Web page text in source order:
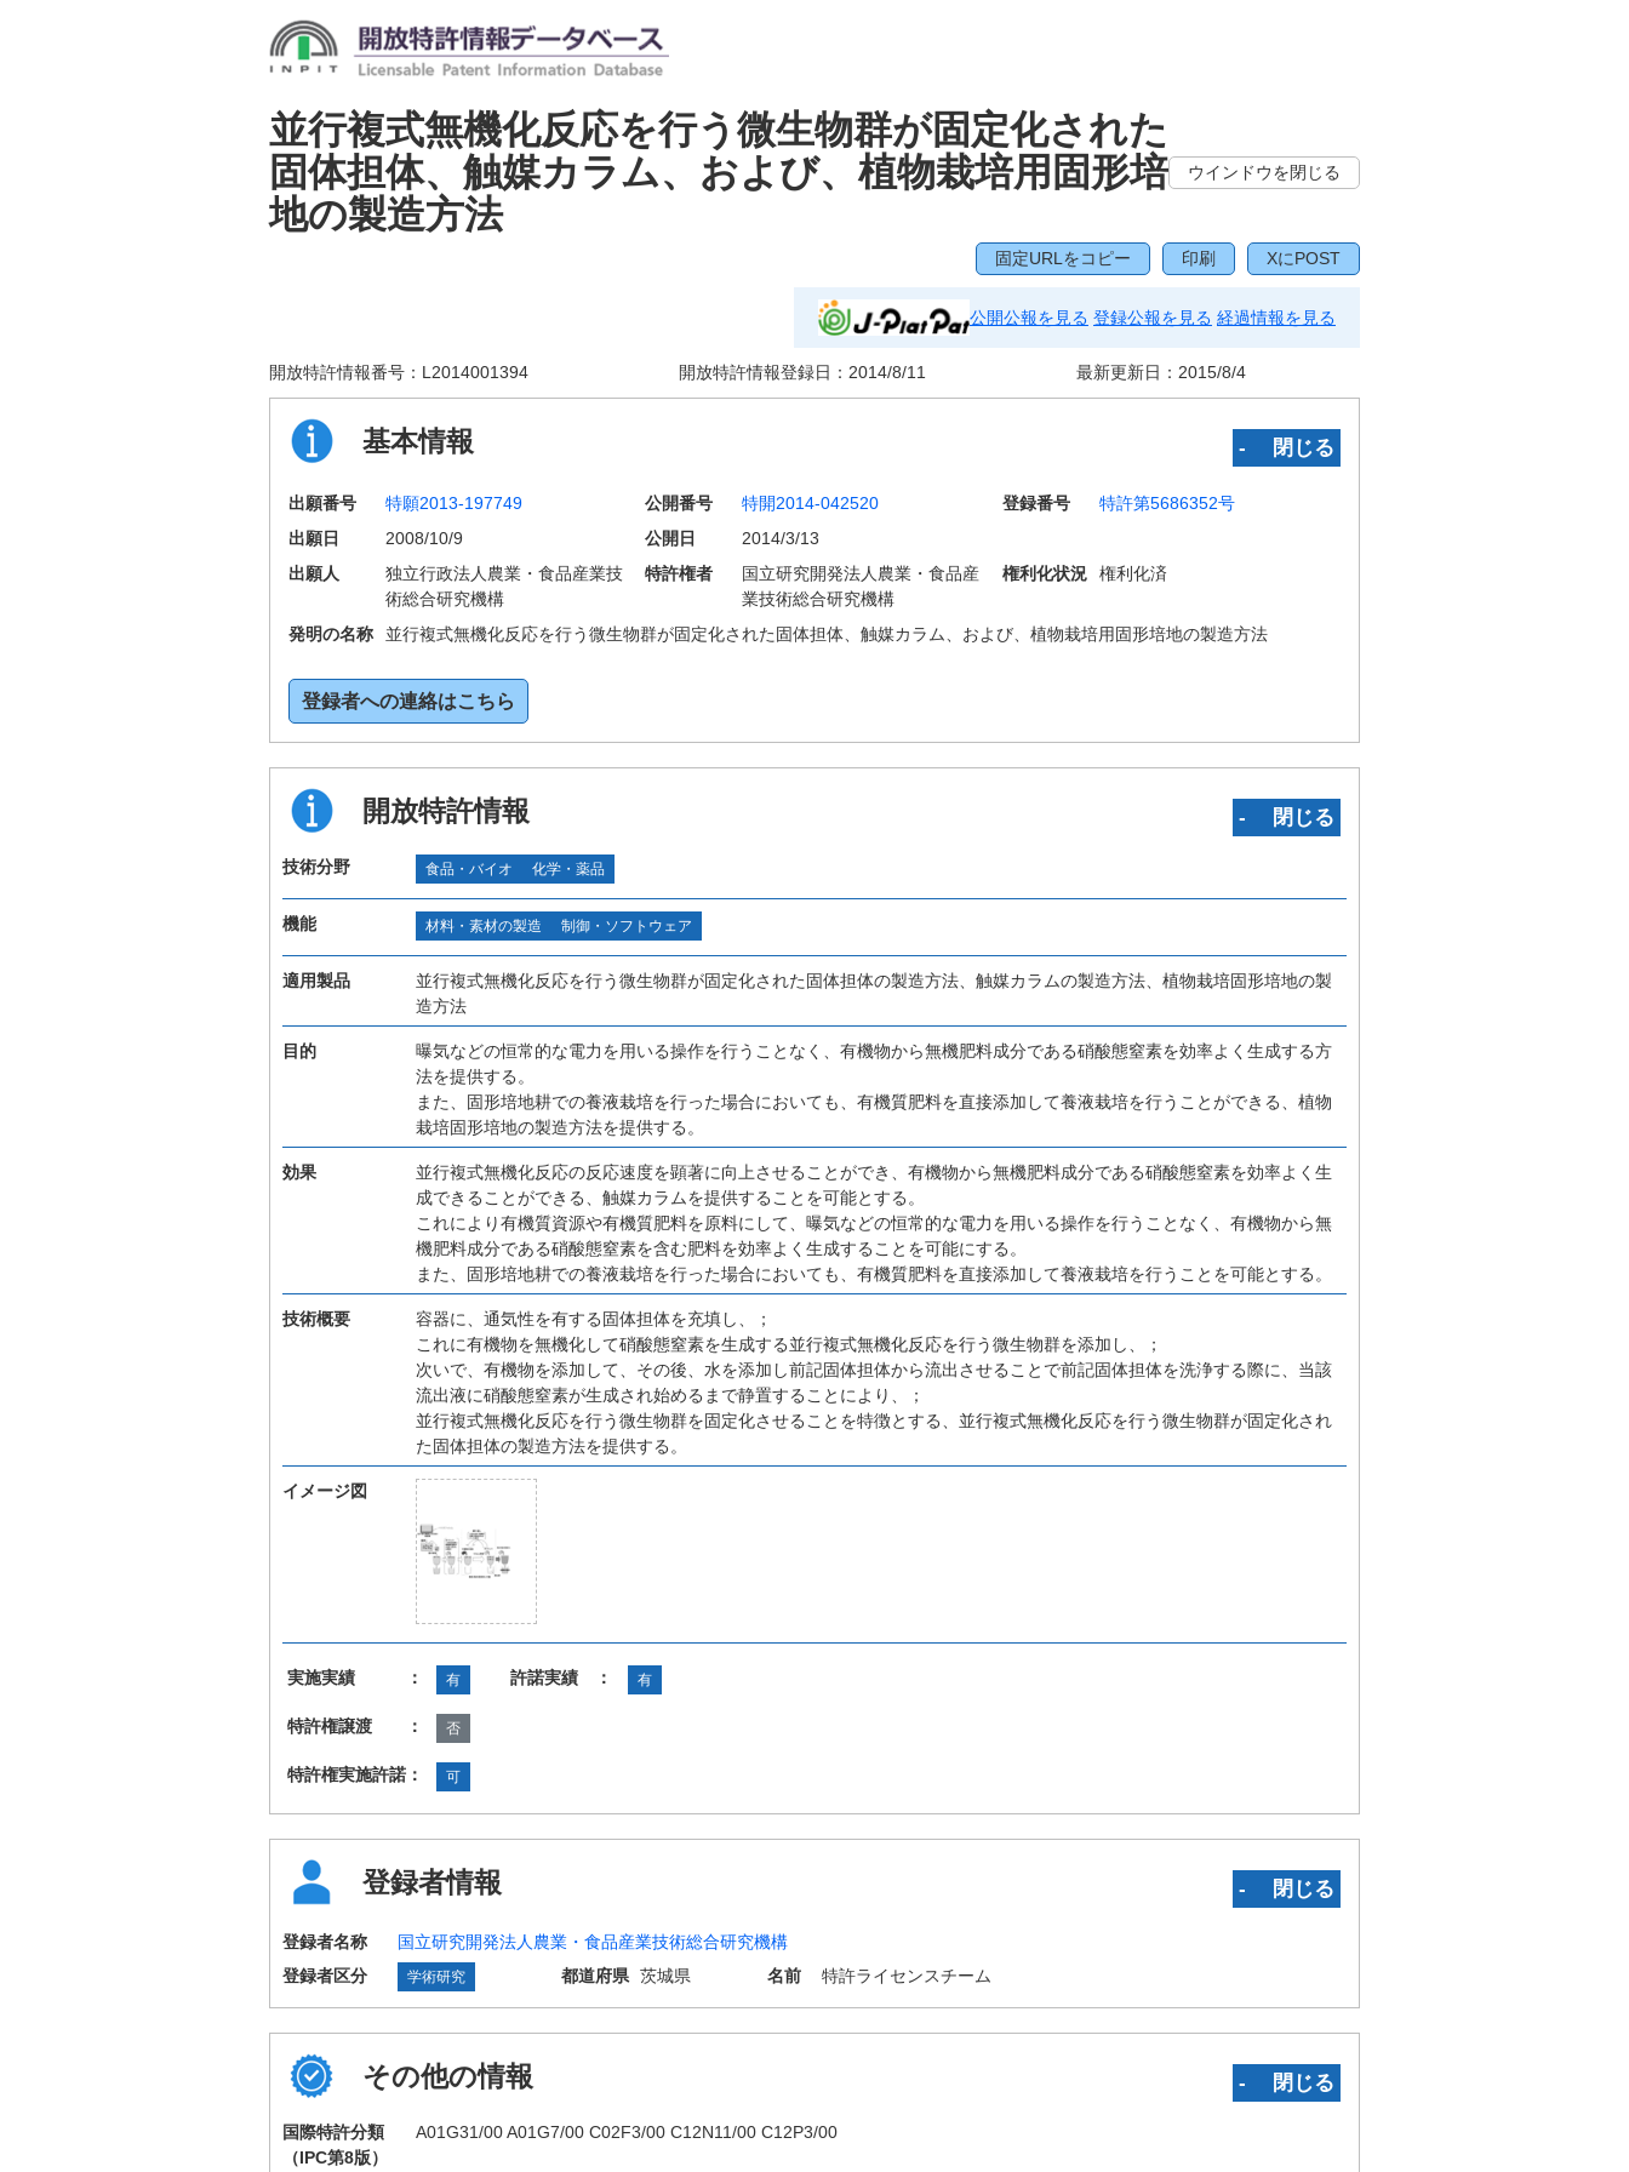
並行複式無機化反応を行う微生物群が固定化された
固体担体、触媒カラム、および、植物栽培用固形培
地の製造方法
ウインドウを閉じる
固定URLをコピー 印刷 XにPOST
公開公報を見る 登録公報を見る 経過情報を見る
開放特許情報番号： L2014001394 開放特許情報登録日： 2014/8/11 最新更新日： 2015/8/4
基本情報 ‐ 閉じる
出願番号 特願2013-197749 公開番号 特開2014-042520 登録番号
特許第5686352号
出願日
2008/10/9 公開日
2014/3/13
出願人
独立行政法人農業・食品産業技
術総合研究機構
特許権者
国立研究開発法人農業・食品産
業技術総合研究機構
権利化状況 権利化済
発明の名称 並行複式無機化反応を行う微生物群が固定化された固体担体、触媒カラム、および、植物栽培用固形培地の製造方法
登録者への連絡はこちら
開放特許情報 ‐ 閉じる
技術分野 食品・バイオ 化学・薬品
機能 材料・素材の製造 制御・ソフトウェア
適用製品
並行複式無機化反応を行う微生物群が固定化された固体担体の製造方法、触媒カラムの製造方法、植物栽培固形培地の製
造方法
目的
曝気などの恒常的な電力を用いる操作を行うことなく、有機物から無機肥料成分である硝酸態窒素を効率よく生成する方
法を提供する。
また、固形培地耕での養液栽培を行った場合においても、有機質肥料を直接添加して養液栽培を行うことができる、植物
栽培固形培地の製造方法を提供する。
効果
並行複式無機化反応の反応速度を顕著に向上させることができ、有機物から無機肥料成分である硝酸態窒素を効率よく生
成できることができる、触媒カラムを提供することを可能とする。
これにより有機質資源や有機質肥料を原料にして、曝気などの恒常的な電力を用いる操作を行うことなく、有機物から無
機肥料成分である硝酸態窒素を含む肥料を効率よく生成することを可能にする。
また、固形培地耕での養液栽培を行った場合においても、有機質肥料を直接添加して養液栽培を行うことを可能とする。
技術概要
容器に、通気性を有する固体担体を充填し、；
これに有機物を無機化して硝酸態窒素を生成する並行複式無機化反応を行う微生物群を添加し、；
次いで、有機物を添加して、その後、水を添加し前記固体担体から流出させることで前記固体担体を洗浄する際に、当該
流出液に硝酸態窒素が生成され始めるまで静置することにより、；
並行複式無機化反応を行う微生物群を固定化させることを特徴とする、並行複式無機化反応を行う微生物群が固定化され
た固体担体の製造方法を提供する。
イメージ図
実施実績 ： 有 許諾実績 ： 有
特許権譲渡 ： 否
特許権実施許諾： 可
登録者情報 ‐ 閉じる
登録者名称
国立研究開発法人農業・食品産業技術総合研究機構
登録者区分
学術研究 都道府県 茨城県 名前 特許ライセンスチーム
その他の情報 ‐ 閉じる
国際特許分類
（IPC第8版）
A01G31/00 A01G7/00 C02F3/00 C12N11/00 C12P3/00